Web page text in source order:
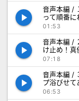
play_arrow
音声本編 /
って順番
01:53
play_arrow
音声本編 /
け止め！
07:18
play_arrow
音声本編 /
プ浴びせ
06:53